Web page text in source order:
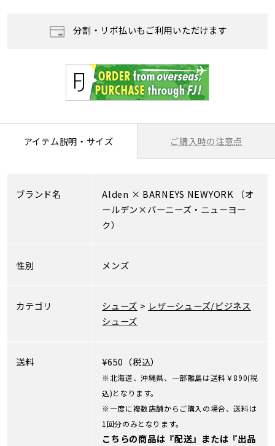
分割・リボ払いもご利用いただけます
アイテム説明・サイズ ご購入時の注意点
ブランド名 Alden × BARNEYS NEWYORK （オ
ールデン×バーニーズ・ニューヨー
ク）
性別 メンズ
カテゴリ シューズ > レザーシューズ/ビジネス
シューズ
送料 ¥650（税込）
※北海道、沖縄県、一部離島は送料￥890(税
込)となります。
※一度に複数店舗からご購入の場合、送料は
1回分のみとなります。
こちらの商品は『配送』または『出品